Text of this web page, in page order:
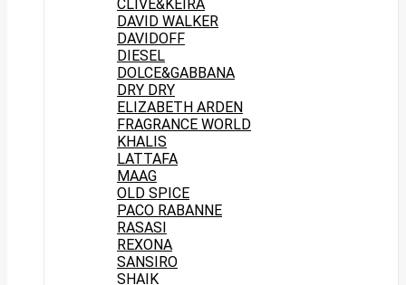
CLIVE&KEIRA
DAVID WALKER
DAVIDOFF
DIESEL
DOLCE&GABBANA
DRY DRY
ELIZABETH ARDEN
FRAGRANCE WORLD
KHALIS
LATTAFA
MAAG
OLD SPICE
PACO RABANNE
RASASI
REXONA
SANSIRO
SHAIK